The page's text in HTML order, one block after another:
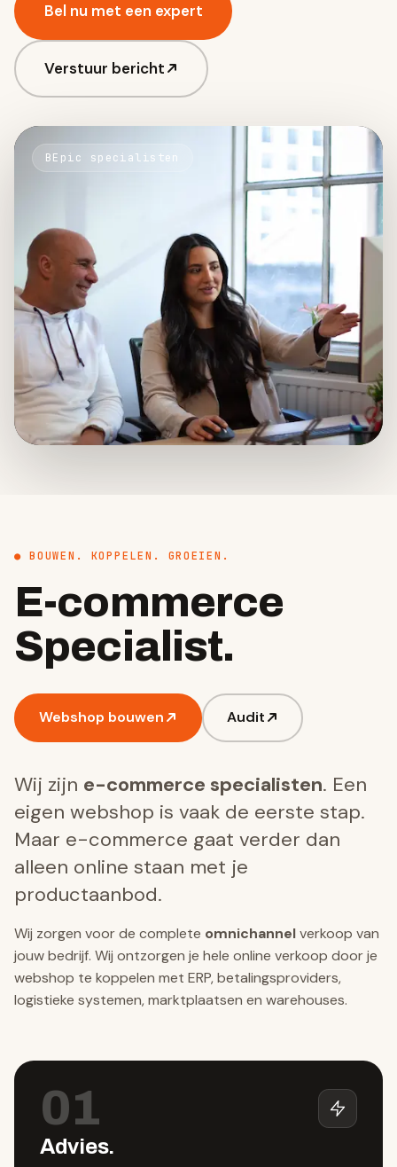
Bel nu met een expert
Verstuur bericht
BEpic specialisten
● BOUWEN. KOPPELEN. GROEIEN.
E-commerce
Specialist.
Webshop bouwen Audit
Wij zijn e-commerce specialisten. Een
eigen webshop is vaak de eerste stap.
Maar e-commerce gaat verder dan
alleen online staan met je
productaanbod.
Wij zorgen voor de complete omnichannelverkoop van
jouw bedrijf. Wij ontzorgen je hele online verkoop door je
webshop te koppelen met ERP, betalingsproviders,
logistieke systemen, marktplaatsen en warehouses.
01
Advies.